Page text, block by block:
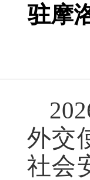
驻摩
外交
社会